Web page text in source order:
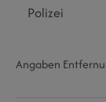
Polizei
Angaben